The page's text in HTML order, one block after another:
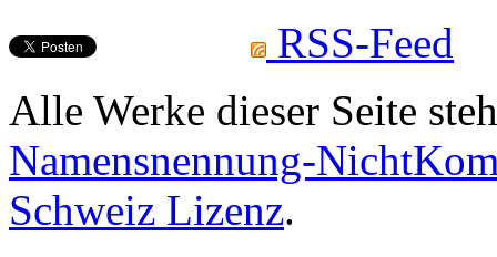
RSS-Feed
Alle Werke dieser Seite
Namensnennung-
Schweiz Lizenz.